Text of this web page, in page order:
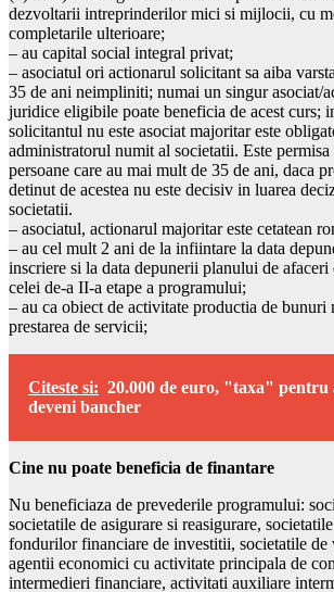
dezvoltarii intreprinderilor mici si mijlocii, cu
completarile ulterioare;
– au capital social integral privat;
– asociatul ori actionarul solicitant sa aiba
35 de ani neimpliniti; numai un singur asociat/
juridice eligibile poate beneficia de acest curs;
solicitantul nu este asociat majoritar este
administratorul numit al societatii. Este permisa
persoane care au mai mult de 35 de ani, daca
detinut de acestea nu este decisiv in luarea
societatii.
– asociatul, actionarul majoritar este cetatean
– au cel mult 2 ani de la infiintare la data
inscriere si la data depunerii planului de afaceri
celei de-a II-a etape a programului;
– au ca obiect de activitate productia de bunuri
prestarea de servicii;
Citeste si: 20.000 de euro, "taxa" pentru
deveni bancher
Cine nu poate beneficia de finantare
Nu beneficiaza de prevederile programului:
societatile de asigurare si reasigurare,
fondurilor financiare de investitii, societatile de
agentii economici cu activitate principala de
intermedieri financiare, activitati auxiliare